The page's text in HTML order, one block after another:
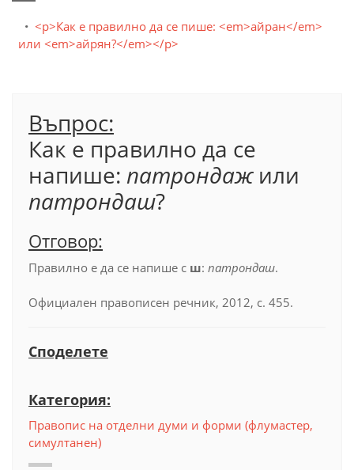
<p>Как е правилно да се пише: <em>айран</em>
или <em>айрян?</em></p>
Въпрос:
Как е правилно да се
напише: патрондаж или
патрондаш?
Отговор:
Правилно е да се напише с ш: патрондаш.
Официален правописен речник, 2012, с. 455.
Споделете
Категория:
Правопис на отделни думи и форми (флумастер,
симултанен)